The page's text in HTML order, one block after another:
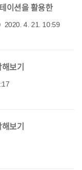
이션을 활용한
2020. 4. 21. 10:59
보기
보기